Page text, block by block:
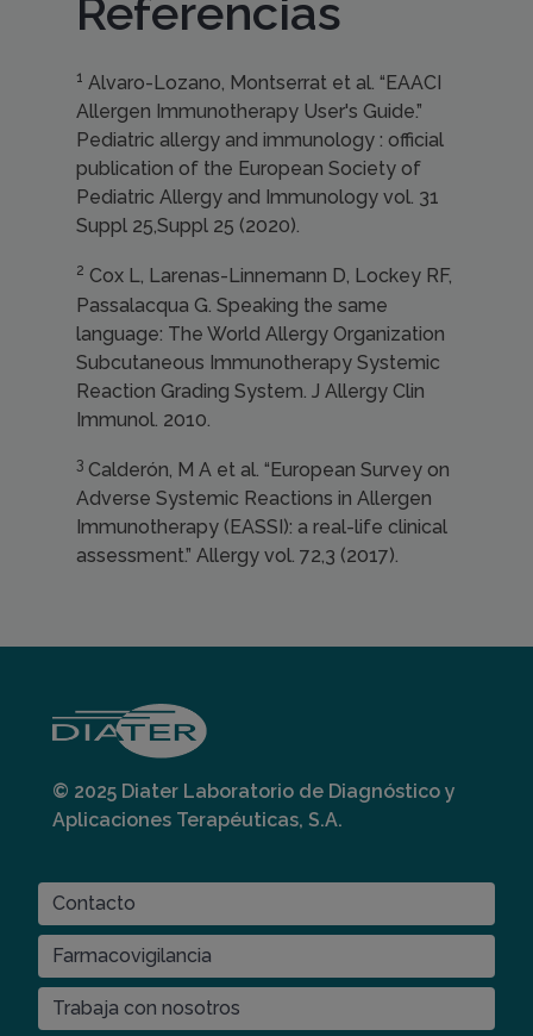
Referencias
1 Alvaro-Lozano, Montserrat et al. “EAACI
Allergen Immunotherapy User's Guide.”
Pediatric allergy and immunology : official
publication of the European Society of
Pediatric Allergy and Immunology vol. 31
Suppl 25,Suppl 25 (2020).
2 Cox L, Larenas-Linnemann D, Lockey RF,
Passalacqua G. Speaking the same
language: The World Allergy Organization
Subcutaneous Immunotherapy Systemic
Reaction Grading System. J Allergy Clin
Immunol. 2010.
3 Calderón, M A et al. “European Survey on
Adverse Systemic Reactions in Allergen
Immunotherapy (EASSI): a real-life clinical
assessment.” Allergy vol. 72,3 (2017).
© 2025 Diater Laboratorio de Diagnóstico y
Aplicaciones Terapéuticas, S.A.
ES
CONTACT
MENU
Contacto
Farmacovigilancia
Trabaja con nosotros